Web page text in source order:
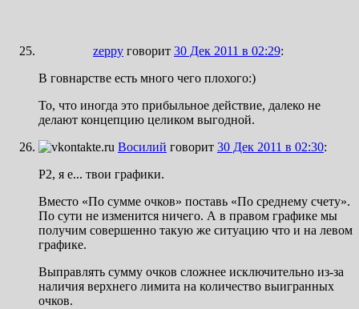
zeppy говорит 30 Дек 2011 в 02:29:
В говнарстве есть много чего плохого:)
То, что иногда это прибыльное действие, далеко не
делают концепцию целиком выгодной.
Восилий говорит 30 Дек 2011 в 02:30:
Р2, я е... твои графики.
Вместо «По сумме очков» поставь «По среднему счету».
По сути не изменится ничего. А в правом графике мы
получим совершенно такую же ситуацию что и на левом
графике.
Выправлять сумму очков сложнее исключительно из-за
наличия верхнего лимита на количество выигранных
очков.